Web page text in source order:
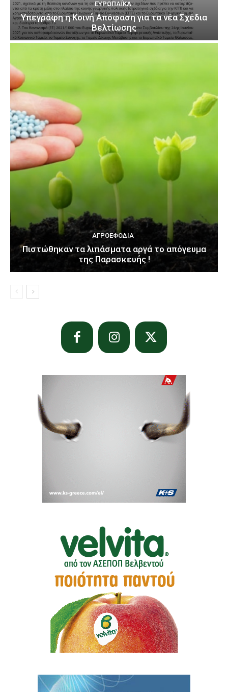
ΕΥΡΩΠΑΪΚΆ
Υπεγράφη η Κοινή Απόφαση για τα νέα Σχέδια
Βελτίωσης
ΑΓΡΟΕΦΌΔΙΑ
Πιστώθηκαν τα λιπάσματα αργά το απόγευμα
της Παρασκευής !